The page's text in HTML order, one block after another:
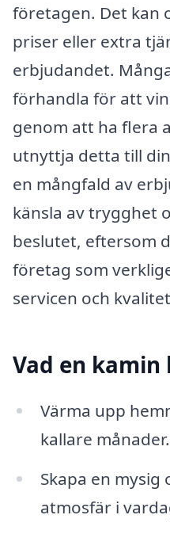
företagen. Det kan
priser eller extra
erbjudandet.
förhandla för att
genom att ha flera
utnyttja detta till
en mångfald av
känsla av trygghet
beslutet, eftersom
företag som
servicen och
Vad en
Värma upp
kallare månader.
Skapa en
atmosfär i